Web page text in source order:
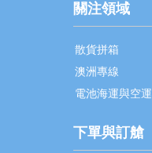
關注領域
散貨拼箱
澳洲專線
電池海運與空運
下單與訂艙